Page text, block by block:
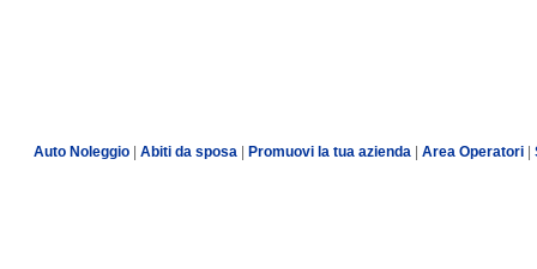
Auto Noleggio Abiti da sposa Promuovi la tua azienda Area Operatori